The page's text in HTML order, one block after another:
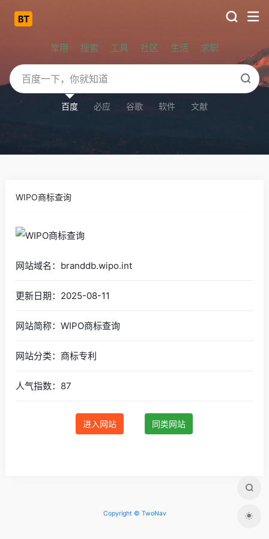
常用 搜索 工具 社区 生活 求职
百度 必应 谷歌 软件 文献
WIPO商标查询
网站域名：branddb.wipo.int
更新日期：2025-08-11
网站简称：WIPO商标查询
网站分类：商标专利
人气指数：87
进入网站 同类网站
Copyright © TwoNav